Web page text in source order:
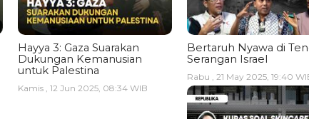
Hayya 3: Gaza Suarakan
Dukungan Kemanusian
untuk Palestina
Kamis , 12 Jun 2025, 08:34 WIB
Bertaruh Nyawa di
Serangan Israel
Rabu , 21 May 2025, 19:40